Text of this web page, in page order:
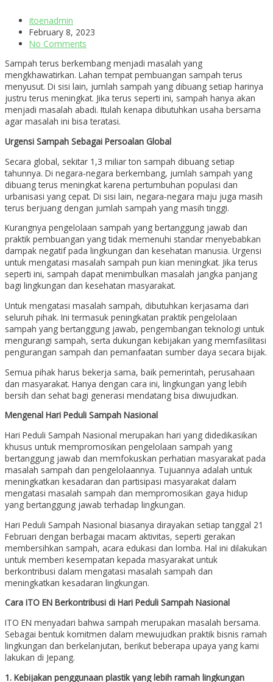
itoenadmin
February 8, 2023
No Comments
Sampah terus berkembang menjadi masalah yang
mengkhawatirkan. Lahan tempat pembuangan sampah terus
menyusut. Di sisi lain, jumlah sampah yang dibuang setiap harinya
justru terus meningkat. Jika terus seperti ini, sampah hanya akan
menjadi masalah abadi. Itulah kenapa dibutuhkan usaha bersama
agar masalah ini bisa teratasi.
Urgensi Sampah Sebagai Persoalan Global
Secara global, sekitar 1,3 miliar ton sampah dibuang setiap
tahunnya. Di negara-negara berkembang, jumlah sampah yang
dibuang terus meningkat karena pertumbuhan populasi dan
urbanisasi yang cepat. Di sisi lain, negara-negara maju juga masih
terus berjuang dengan jumlah sampah yang masih tinggi.
Kurangnya pengelolaan sampah yang bertanggung jawab dan
praktik pembuangan yang tidak memenuhi standar menyebabkan
dampak negatif pada lingkungan dan kesehatan manusia. Urgensi
untuk mengatasi masalah sampah pun kian meningkat. Jika terus
seperti ini, sampah dapat menimbulkan masalah jangka panjang
bagi lingkungan dan kesehatan masyarakat.
Untuk mengatasi masalah sampah, dibutuhkan kerjasama dari
seluruh pihak. Ini termasuk peningkatan praktik pengelolaan
sampah yang bertanggung jawab, pengembangan teknologi untuk
mengurangi sampah, serta dukungan kebijakan yang memfasilitasi
pengurangan sampah dan pemanfaatan sumber daya secara bijak.
Semua pihak harus bekerja sama, baik pemerintah, perusahaan
dan masyarakat. Hanya dengan cara ini, lingkungan yang lebih
bersih dan sehat bagi generasi mendatang bisa diwujudkan.
Mengenal Hari Peduli Sampah Nasional
Hari Peduli Sampah Nasional merupakan hari yang didedikasikan
khusus untuk mempromosikan pengelolaan sampah yang
bertanggung jawab dan memfokuskan perhatian masyarakat pada
masalah sampah dan pengelolaannya. Tujuannya adalah untuk
meningkatkan kesadaran dan partisipasi masyarakat dalam
mengatasi masalah sampah dan mempromosikan gaya hidup
yang bertanggung jawab terhadap lingkungan.
Hari Peduli Sampah Nasional biasanya dirayakan setiap tanggal 21
Februari dengan berbagai macam aktivitas, seperti gerakan
membersihkan sampah, acara edukasi dan lomba. Hal ini dilakukan
untuk memberi kesempatan kepada masyarakat untuk
berkontribusi dalam mengatasi masalah sampah dan
meningkatkan kesadaran lingkungan.
Cara ITO EN Berkontribusi di Hari Peduli Sampah Nasional
ITO EN menyadari bahwa sampah merupakan masalah bersama.
Sebagai bentuk komitmen dalam mewujudkan praktik bisnis ramah
lingkungan dan berkelanjutan, berikut beberapa upaya yang kami
lakukan di Jepang.
1. Kebijakan penggunaan plastik yang lebih ramah lingkungan